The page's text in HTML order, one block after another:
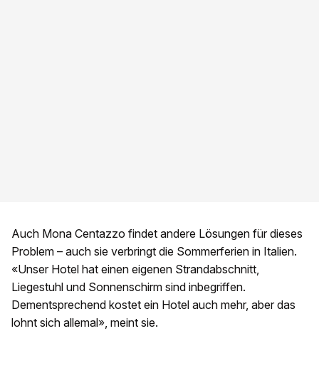
Auch Mona Centazzo findet andere Lösungen für dieses
Problem – auch sie verbringt die Sommerferien in Italien.
«Unser Hotel hat einen eigenen Strandabschnitt,
Liegestuhl und Sonnenschirm sind inbegriffen.
Dementsprechend kostet ein Hotel auch mehr, aber das
lohnt sich allemal», meint sie.